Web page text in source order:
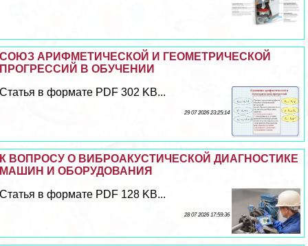
СОЮЗ АРИФМЕТИЧЕСКОЙ И ГЕОМЕТРИЧЕСКОЙ
ПРОГРЕССИЙ В ОБУЧЕНИИ
Статья в формате PDF 302 KB...
29 07 2026 23:25:14
К ВОПРОСУ О ВИБРОАКУСТИЧЕСКОЙ ДИАГНОСТИКЕ
МАШИН И ОБОРУДОВАНИЯ
Статья в формате PDF 128 KB...
28 07 2026 17:59:36